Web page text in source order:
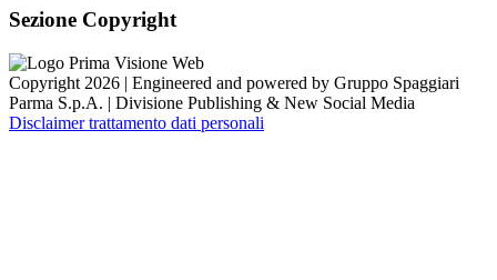
Sezione Copyright
Copyright 2026 | Engineered and powered by Gruppo Spaggiari
Parma S.p.A. | Divisione Publishing & New Social Media
Disclaimer trattamento dati personali